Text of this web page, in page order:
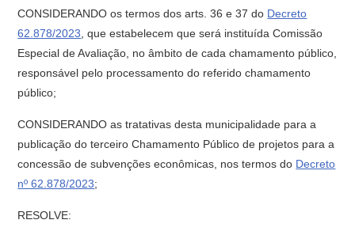
CONSIDERANDO os termos dos arts. 36 e 37 do Decreto
62.878/2023 , que estabelecem que será instituída Comissão
Especial de Avaliação, no âmbito de cada chamamento público,
responsável pelo processamento do referido chamamento
público;
CONSIDERANDO as tratativas desta municipalidade para a
publicação do terceiro Chamamento Público de projetos para a
concessão de subvenções econômicas, nos termos do Decreto
nº 62.878/2023;
RESOLVE: